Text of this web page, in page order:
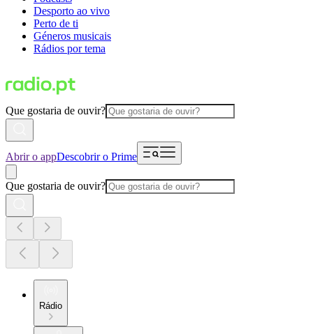
Desporto ao vivo
Perto de ti
Géneros musicais
Rádios por tema
Que gostaria de ouvir?
Abrir o appDescobrir o Prime
Que gostaria de ouvir?
Rádio